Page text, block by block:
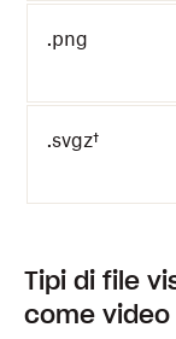
.png
.svgz†
Tipi di file
come video